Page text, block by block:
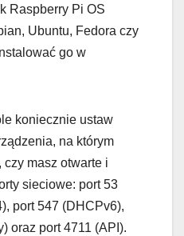
Raspberry Pi OS
Ubuntu, Fedora czy
go w
koniecznie ustaw
na którym
czy masz otwarte i
sieciowe: port 53
port 547 (DHCPv6),
oraz port 4711 (API).